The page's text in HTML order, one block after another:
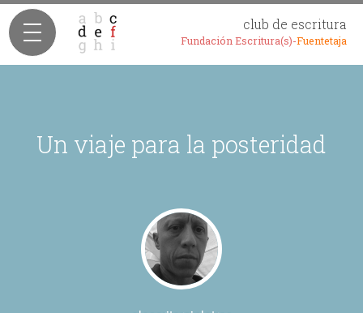
club de escritura
Fundación Escritura(s)-Fuentetaja
Un viaje para la posteridad